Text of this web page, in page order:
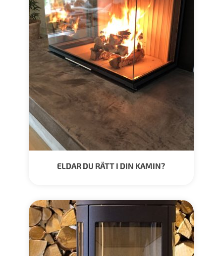
ELDAR DU RÄTT I DIN KAMIN?